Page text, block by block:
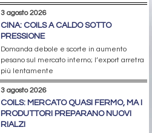
3 agosto 2026
CINA: COILS A CALDO SOTTO
PRESSIONE
Domanda debole e scorte in aumento
pesano sul mercato interno; l’export arretra
più lentamente
3 agosto 2026
COILS: MERCATO QUASI FERMO, MA I
PRODUTTORI PREPARANO NUOVI
RIALZI